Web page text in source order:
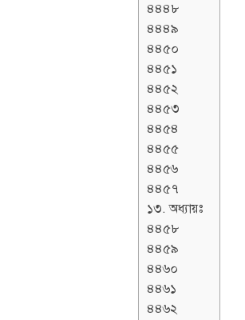
৪৪৪৮
৪৪৪৯
৪৪৫০
৪৪৫১
৪৪৫২
৪৪৫৩
৪৪৫৪
৪৪৫৫
৪৪৫৬
৪৪৫৭
১৩. অধ্যায়ঃ
৪৪৫৮
৪৪৫৯
৪৪৬০
৪৪৬১
৪৪৬২